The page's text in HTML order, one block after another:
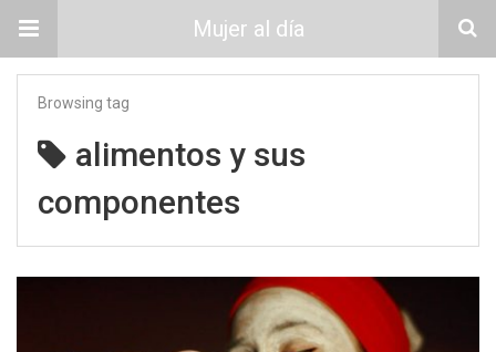
Mujer al día
Browsing tag
alimentos y sus
componentes